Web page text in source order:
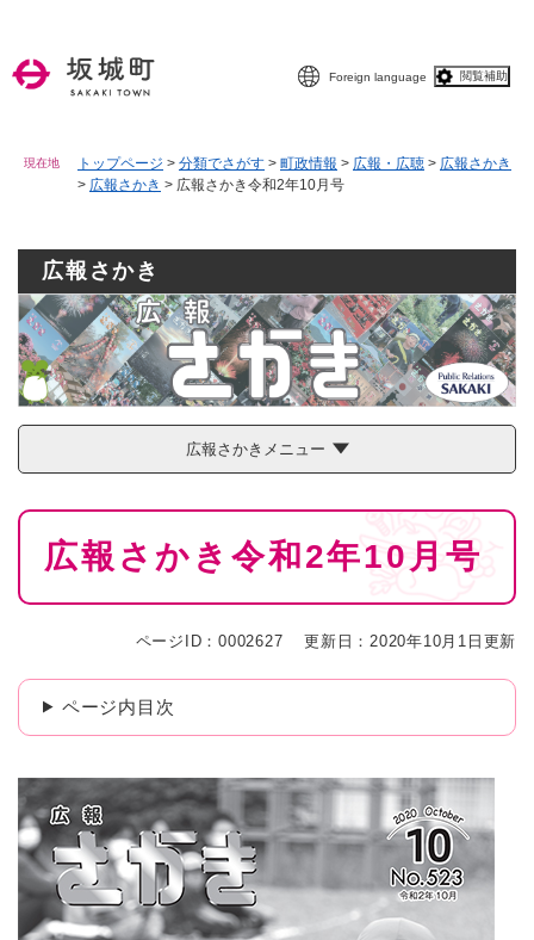
Foreign language 閲覧補助
現在地 トップページ > 分類でさがす > 町政情報 > 広報・広聴 > 広報さかき
> 広報さかき > 広報さかき令和2年10月号
広報さかき
広報さかきメニュー
本
広報さかき令和2年10月号
ページID：0002627 更新日：2020年10月1日更新
ページ内目次